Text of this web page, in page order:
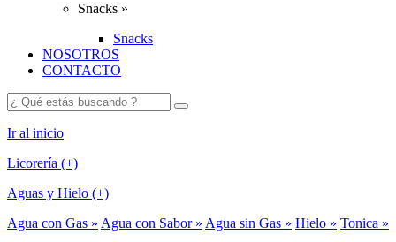
Snacks »
Snacks
NOSOTROS
CONTACTO
Ir al inicio
Licorería (+)
Aguas y Hielo (+)
Agua con Gas » Agua con Sabor » Agua sin Gas » Hielo » Tonica »